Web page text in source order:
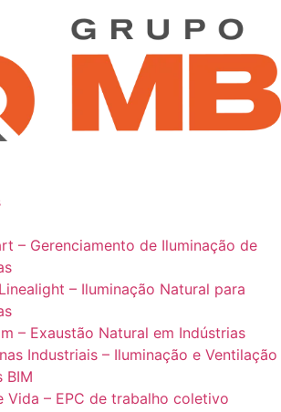
– Gerenciamento de Iluminação de
– Iluminação Natural para
– Exaustão Natural em Indústrias
Industriais – Iluminação e Ventilação
BIM
Vida – EPC de trabalho coletivo